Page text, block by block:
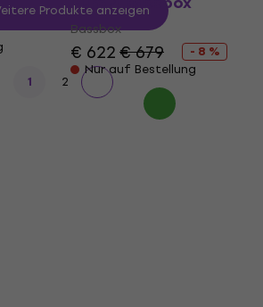
Bassbox
€ 622€ 679
- 8 %
Nur auf Bestellung
Produkte anzeigen
1 2